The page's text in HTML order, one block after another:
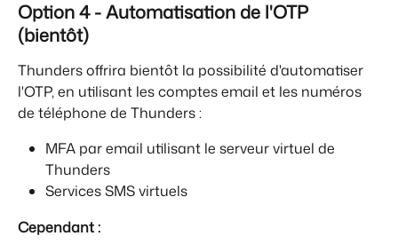
Option 4 - Automatisation de l'OTP
(bientôt)
Thunders offrira bientôt la possibilité d'automatiser
l'OTP, en utilisant les comptes email et les numéros
de téléphone de Thunders :
MFA par email utilisant le serveur virtuel de
Thunders
Services SMS virtuels
Cependant :